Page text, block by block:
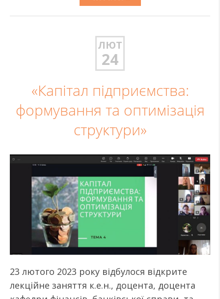
ЛЮТ
24
«Капітал підприємства:
формування та оптимізація
структури»
23 лютого 2023 року відбулося відкрите
лекційне заняття к.е.н., доцента, доцента